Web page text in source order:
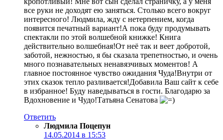
все руки не доходят ею заняться. Столько всего вокруг
интересного! Людмила, жду с нетерпением, когда
появится печатный вариант!А пока буду продумывать
спектакли по этой волшебной книжке! Книга
действительно волшебная!От неё так и веет добротой,
заботой, нежностью, я бы сказала трепетностью, и очень
много познавательных ненавязчивых моментов! А
главное постоянное чувство ожидания Чуда!Внутри от
этих сказок тепло разливается!Добавила Ваш сайт к себе
в избранное! Буду наведываться в гости. Благодарю за
Вдохновение и Чудо!Татьяна Сенатова
Ответить
Людмила Поцепун
14.05.2014 в 15:53